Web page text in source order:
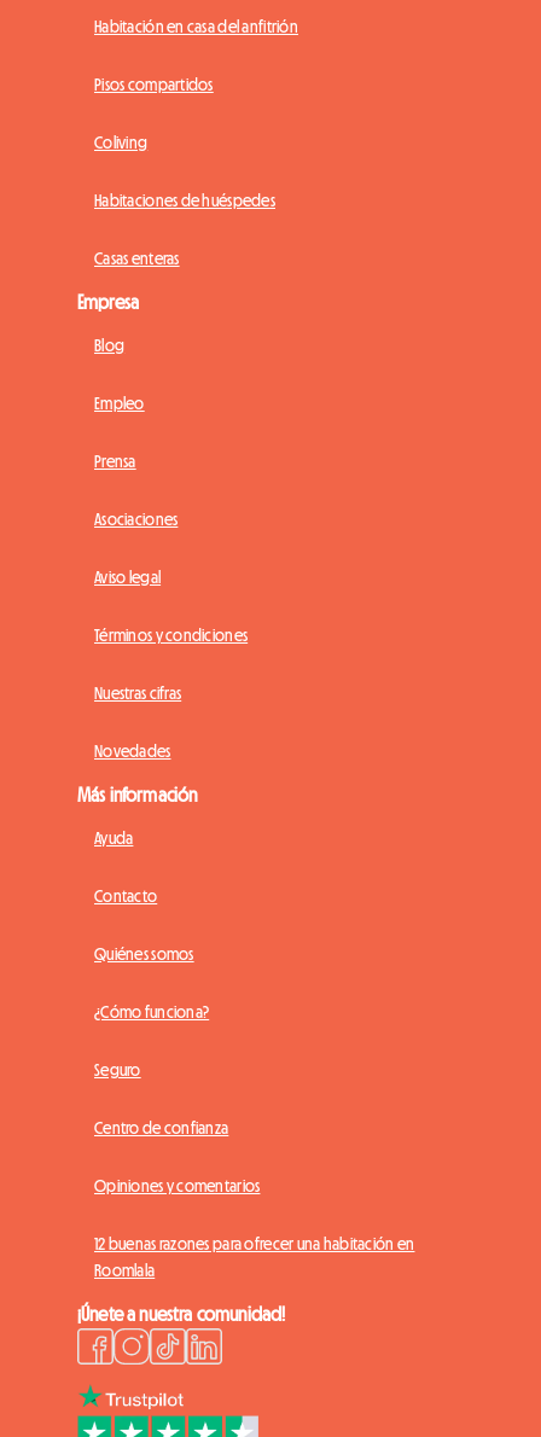
Habitación en casa del anfitrión
Pisos compartidos
Coliving
Habitaciones de huéspedes
Casas enteras
Empresa
Blog
Empleo
Prensa
Asociaciones
Aviso legal
Términos y condiciones
Nuestras cifras
Novedades
Más información
Ayuda
Contacto
Quiénes somos
¿Cómo funciona?
Seguro
Centro de confianza
Opiniones y comentarios
12 buenas razones para ofrecer una habitación en
Roomlala
¡Únete a nuestra comunidad!